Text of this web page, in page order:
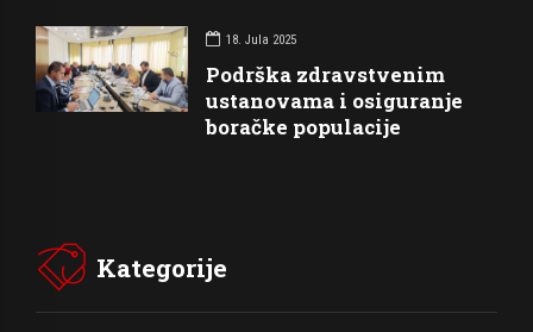
18. Jula 2025
Podrška zdravstvenim
ustanovama i osiguranje
boračke populacije
Kategorije